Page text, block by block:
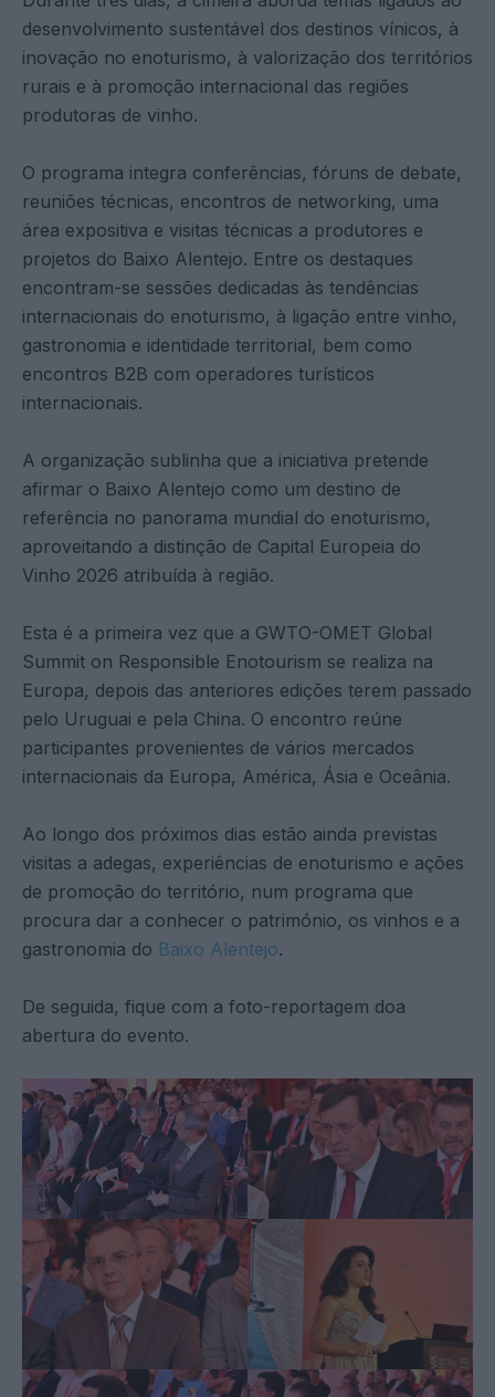
desenvolvimento sustentável dos destinos vínicos, à
inovação no enoturismo, à valorização dos territórios
rurais e à promoção internacional das regiões
produtoras de vinho.
O programa integra conferências, fóruns de debate,
reuniões técnicas, encontros de networking, uma
área expositiva e visitas técnicas a produtores e
projetos do Baixo Alentejo. Entre os destaques
encontram-se sessões dedicadas às tendências
internacionais do enoturismo, à ligação entre vinho,
gastronomia e identidade territorial, bem como
encontros B2B com operadores turísticos
internacionais.
A organização sublinha que a iniciativa pretende
afirmar o Baixo Alentejo como um destino de
referência no panorama mundial do enoturismo,
aproveitando a distinção de Capital Europeia do
Vinho 2026 atribuída à região.
Esta é a primeira vez que a GWTO-OMET Global
Summit on Responsible Enotourism se realiza na
Europa, depois das anteriores edições terem passado
pelo Uruguai e pela China. O encontro reúne
participantes provenientes de vários mercados
internacionais da Europa, América, Ásia e Oceânia.
Ao longo dos próximos dias estão ainda previstas
visitas a adegas, experiências de enoturismo e ações
de promoção do território, num programa que
procura dar a conhecer o património, os vinhos e a
gastronomia do Baixo Alentejo.
De seguida, fique com a foto-reportagem doa
abertura do evento.